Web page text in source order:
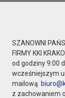
SZANOWNI
FIRMY KKI
od godziny 9:00
wcześniejszym
mailową
z zachowaniem